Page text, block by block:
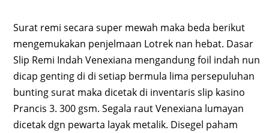
Surat remi secara super mewah maka beda berikut
mengemukakan penjelmaan Lotrek nan hebat. Dasar
Slip Remi Indah Venexiana mengandung foil indah nun
dicap genting di di setiap bermula lima persepuluhan
bunting surat maka dicetak di inventaris slip kasino
Prancis 3. 300 gsm. Segala raut Venexiana lumayan
dicetak dgn pewarta layak metalik. Disegel paham